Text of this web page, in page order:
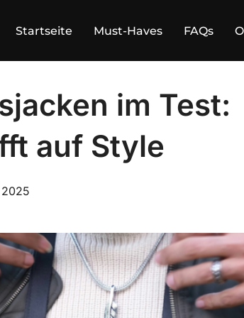
Startseite Must-Haves FAQs
im Test:
auf Style